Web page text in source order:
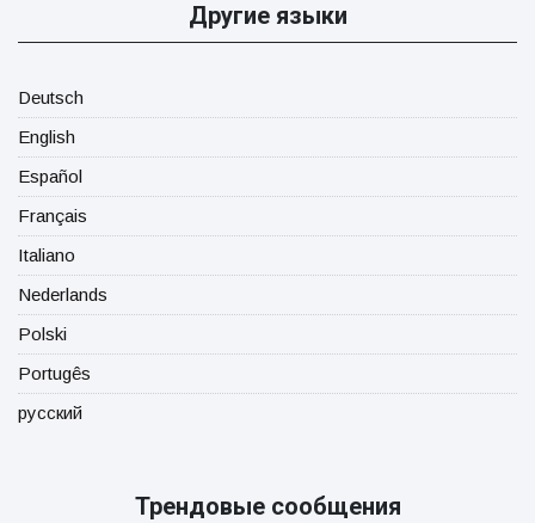
Другие языки
Deutsch
English
Español
Français
Italiano
Nederlands
Polski
Portugês
русский
Трендовые сообщения